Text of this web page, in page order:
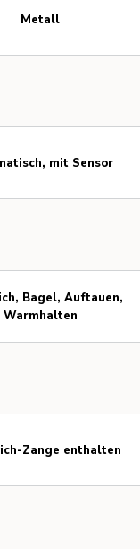
Metall
mit Sensor
Bagel, Auftauen,
Warmhalten
Zange enthalten